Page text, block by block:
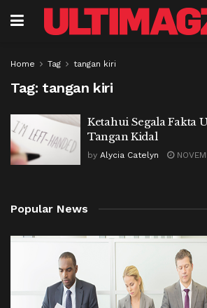
Home Tag tangan kiri
Tag: tangan kiri
Ketahui Segala Fakta
Tangan Kidal
by Alycia Catelyn
Popular News